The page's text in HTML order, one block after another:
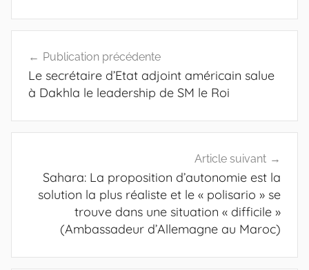
de
l’article
Publication précédente
Le secrétaire d’Etat adjoint américain salue
à Dakhla le leadership de SM le Roi
Article suivant
Sahara: La proposition d’autonomie est la
solution la plus réaliste et le « polisario » se
trouve dans une situation « difficile »
(Ambassadeur d’Allemagne au Maroc)